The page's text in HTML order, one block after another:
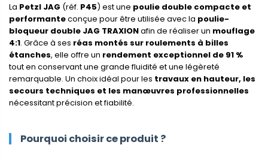
La Petzl JAG (réf. P45) est une poulie double compacte et
performanteconçue pour être utilisée avec la poulie-
bloqueur double JAG TRAXIONafin de réaliser un mouflage
4:1. Grâce à ses réas montés sur roulements à billes
étanches, elle offre un rendement exceptionnel de 91 %
tout en conservant une grande fluidité et une légèreté
remarquable. Un choix idéal pour les travaux en hauteur, les
secours techniques et les manœuvres professionnelles
nécessitant précision et fiabilité.
Pourquoi choisir ce produit ?